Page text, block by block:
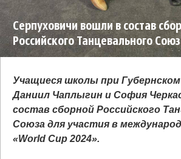
Серпуховичи вошли в состав
Российского Танцевального
международном турнире «World
Учащиеся школы при
Даниил Чаплыгин и София
состав сборной Российского
Союза для участия в
«World Cup 2024».